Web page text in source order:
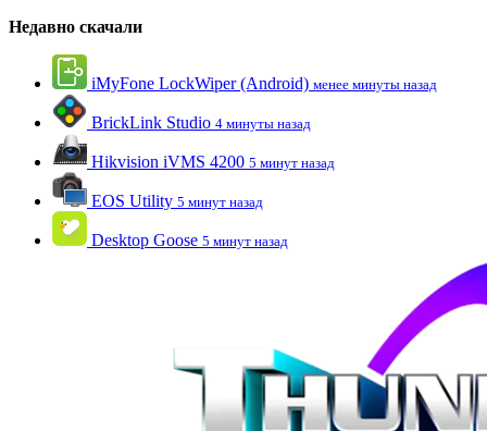
Недавно скачали
iMyFone LockWiper (Android) менее минуты назад
BrickLink Studio 4 минуты назад
Hikvision iVMS 4200 5 минут назад
EOS Utility 5 минут назад
Desktop Goose 5 минут назад